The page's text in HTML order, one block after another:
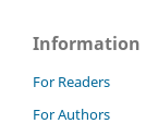
Information
For Readers
For Authors